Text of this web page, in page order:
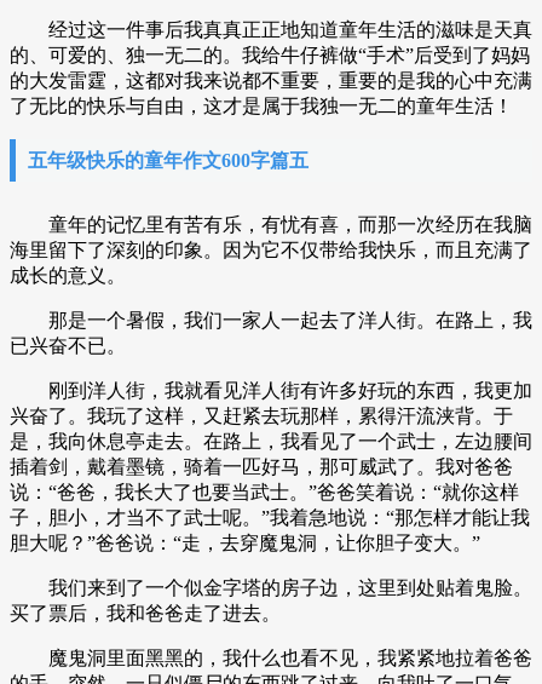
经过这一件事后我真真正正地知道童年生活的滋味是天真
的、可爱的、独一无二的。我给牛仔裤做“手术”后受到了妈妈
的大发雷霆，这都对我来说都不重要，重要的是我的心中充满
了无比的快乐与自由，这才是属于我独一无二的童年生活！
五年级快乐的童年作文600字篇五
童年的记忆里有苦有乐，有忧有喜，而那一次经历在我脑
海里留下了深刻的印象。因为它不仅带给我快乐，而且充满了
成长的意义。
那是一个暑假，我们一家人一起去了洋人街。在路上，我
已兴奋不已。
刚到洋人街，我就看见洋人街有许多好玩的东西，我更加
兴奋了。我玩了这样，又赶紧去玩那样，累得汗流浃背。于
是，我向休息亭走去。在路上，我看见了一个武士，左边腰间
插着剑，戴着墨镜，骑着一匹好马，那可威武了。我对爸爸
说：“爸爸，我长大了也要当武士。”爸爸笑着说：“就你这样
子，胆小，才当不了武士呢。”我着急地说：“那怎样才能让我
胆大呢？”爸爸说：“走，去穿魔鬼洞，让你胆子变大。”
我们来到了一个似金字塔的房子边，这里到处贴着鬼脸。
买了票后，我和爸爸走了进去。
魔鬼洞里面黑黑的，我什么也看不见，我紧紧地拉着爸爸